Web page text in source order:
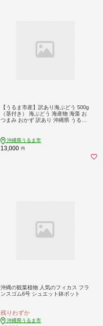
【うるま市産】訳あり海ぶどう 500g
（茎付き） 海ぶどう 海産物 海藻 お
つまみ おかず 訳あり 沖縄県 うるま
沖縄県うるま市
13,000 円
沖縄の観葉植物 人気のフィカス フラ
ンスゴム6号 シュエット鉢ポット
残りわずか
沖縄県うるま市